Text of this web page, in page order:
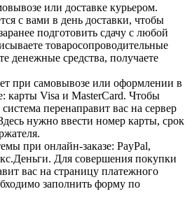
или доставке курьером.
с вами в день доставки, чтобы
подготовить сдачу с любой
товаросопроводительные
денежные средства, получаете
при самовывозе или оформлении в
карты Visa и MasterCard. Чтобы
перенаправит вас на сервер
нужно ввести номер карты, срок
при онлайн-заказе: PayPal,
Для совершения покупки
вас на страницу платежного
заполнить форму по